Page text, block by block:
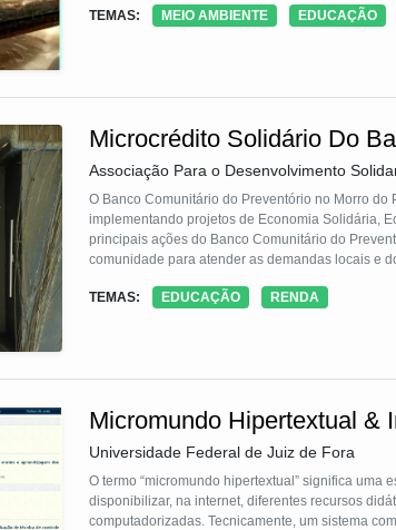
meio de escuta, expressão e construção de
TEMAS: MEIO AMBIENTE EDUCAÇÃO
Microcrédito Solidário Do
Associação Para o Desenvolvimento
O Banco Comunitário do Preventório no Morro do
implementando projetos de Economia Solidária,
principais ações do Banco Comunitário do
comunidade para atender as demandas locais e
estabelecemos metodologias participativas em
TEMAS: EDUCAÇÃO RENDA
Micromundo Hipertextual &
Universidade Federal de Juiz de Fora
O termo “micromundo hipertextual” significa
disponibilizar, na internet, diferentes recursos
computadorizadas. Tecnicamente, um sistema